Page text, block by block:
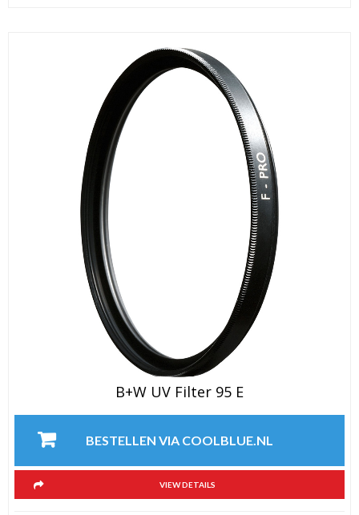
B+W UV Filter 95 E
BESTELLEN VIA COOLBLUE.NL
VIEW DETAILS